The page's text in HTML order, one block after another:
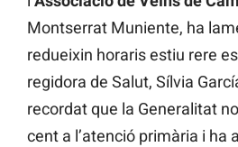
Montserrat Muniente, ha
redueixin horaris estiu rere
regidora de Salut, Sílvia
recordat que la Generalitat
cent a l’atenció primària i ha